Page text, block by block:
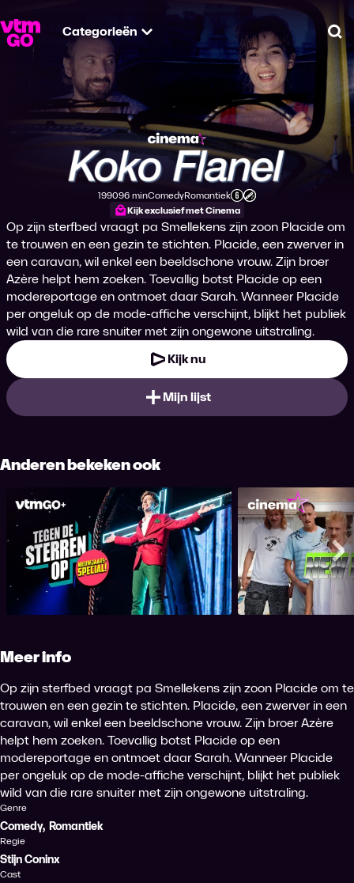
Categorieën
Koko Flanel
Productiejaar
1990
Tijdsduur
96 min
Genre
Comedy
Genre
Romantiek
Leeftijdsclassificatie
Kijk exclusief met Cinema
Op zijn sterfbed vraagt pa Smellekens zijn zoon Placide om
te trouwen en een gezin te stichten. Placide, een zwerver in
een caravan, wil enkel een beeldschone vrouw. Zijn broer
Azère helpt hem zoeken. Toevallig botst Placide op een
modereportage en ontmoet daar Sarah. Wanneer Placide
per ongeluk op de mode-affiche verschijnt, blijkt het publiek
wild van die rare snuiter met zijn ongewone uitstraling.
Kijk nu
Mijn lijst
Anderen bekeken ook
Tegen de Sterren Op
Nieuwjaarsspecial
New
Meer info
Op zijn sterfbed vraagt pa Smellekens zijn zoon Placide om te
trouwen en een gezin te stichten. Placide, een zwerver in een
caravan, wil enkel een beeldschone vrouw. Zijn broer Azère
helpt hem zoeken. Toevallig botst Placide op een
modereportage en ontmoet daar Sarah. Wanneer Placide
per ongeluk op de mode-affiche verschijnt, blijkt het publiek
wild van die rare snuiter met zijn ongewone uitstraling.
Genre
Comedy, Romantiek
Regie
Stijn Coninx
Cast